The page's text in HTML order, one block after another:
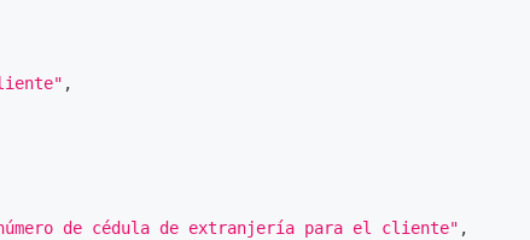
,
de cédula de extranjería para el cliente" ,